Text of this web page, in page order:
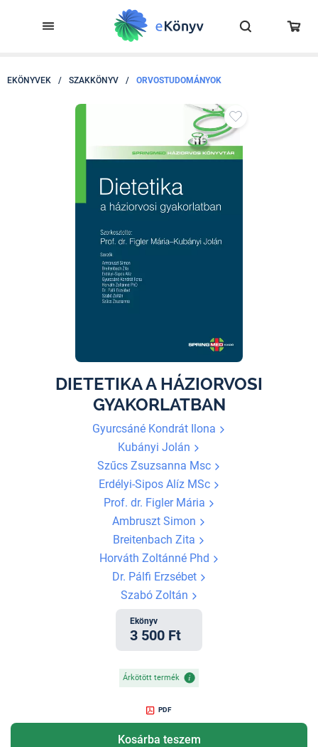
EKÖNYVEK / SZAKKÖNYV / ORVOSTUDOMÁNYOK
DIETETIKA A HÁZIORVOSI
GYAKORLATBAN
Gyurcsáné Kondrát Ilona
Kubányi Jolán
Szűcs Zsuzsanna Msc
Erdélyi-Sipos Alíz MSc
Prof. dr. Figler Mária
Ambruszt Simon
Breitenbach Zita
Horváth Zoltánné Phd
Dr. Pálfi Erzsébet
Szabó Zoltán
Ekönyv
3 500 Ft
Árkötött termék
PDF
Kosárba teszem